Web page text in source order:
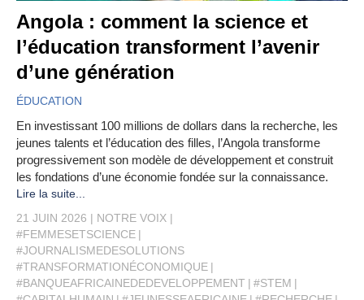
Angola : comment la science et
l’éducation transforment l’avenir
d’une génération
ÉDUCATION
En investissant 100 millions de dollars dans la recherche, les
jeunes talents et l’éducation des filles, l’Angola transforme
progressivement son modèle de développement et construit
les fondations d’une économie fondée sur la connaissance.
Lire la suite...
21 JUIN 2026
NOTRE VOIX
#FEMMESETSCIENCE
#JOURNALISMEDESOLUTIONS
#TRANSFORMATIONÉCONOMIQUE
#BANQUEAFRICAINEDEDEVELOPPEMENT
#STEM